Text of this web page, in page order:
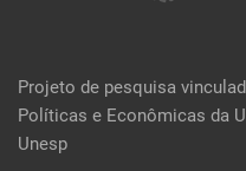
Projeto de pesquisa
Políticas e Econômicas da
Unesp